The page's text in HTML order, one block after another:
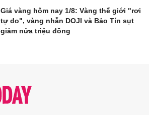
Giá vàng hôm nay 1/8: Vàng thế giới "rơi
tự do", vàng nhẫn DOJI và Bảo Tín sụt
giảm nửa triệu đồng